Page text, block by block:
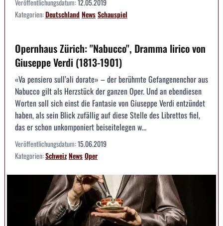
Veröffentlichungsdatum:12.05.2019
Kategorien:DeutschlandNewsSchauspiel
Opernhaus Zürich: "Nabucco", Dramma lirico von
Giuseppe Verdi (1813-1901)
«Va pensiero sull’ali dorate» – der berühmte Gefangenenchor aus
Nabucco gilt als Herzstück der ganzen Oper. Und an ebendiesen
Worten soll sich einst die Fantasie von Giuseppe Verdi entzündet
haben, als sein Blick zufällig auf diese Stelle des Librettos fiel,
das er schon unkomponiert beiseitelegen w...
Veröffentlichungsdatum:15.06.2019
Kategorien:SchweizNewsOper